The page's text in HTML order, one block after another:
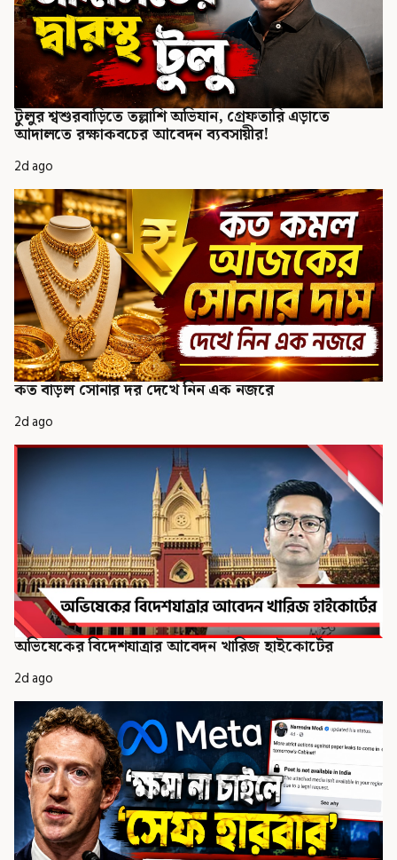
টুলুর শ্বশুরবাড়িতে তল্লাশি অভিযান, গ্রেফতারি এড়াতে
আদালতে রক্ষাকবচের আবেদন ব্যবসায়ীর!
2d ago
কত বাড়ল সোনার দর দেখে নিন এক নজরে
2d ago
অভিষেকের বিদেশযাত্রার আবেদন খারিজ হাইকোর্টের
2d ago